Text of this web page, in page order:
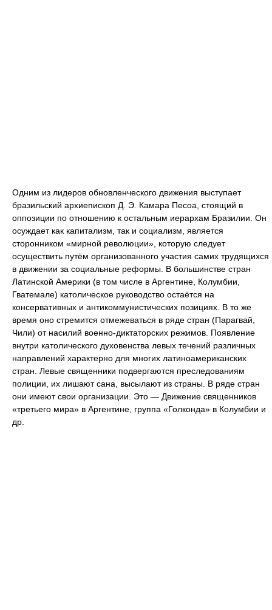
Одним из лидеров обновленческого движения выступает
бразильский архиепископ Д. Э. Камара Песоа, стоящий в
оппозиции по отношению к остальным иерархам Бразилии. Он
осуждает как капитализм, так и социализм, является
сторонником «мирной революции», которую следует
осуществить путём организованного участия самих трудящихся
в движении за социальные реформы. В большинстве стран
Латинской Америки (в том числе в Аргентине, Колумбии,
Гватемале) католическое руководство остаётся на
консервативных и антикоммунистических позициях. В то же
время оно стремится отмежеваться в ряде стран (Парагвай,
Чили) от насилий военно-диктаторских режимов. Появление
внутри католического духовенства левых течений различных
направлений характерно для многих латиноамериканских
стран. Левые священники подвергаются преследованиям
полиции, их лишают сана, высылают из страны. В ряде стран
они имеют свои организации. Это — Движение священников
«третьего мира» в Аргентине, группа «Голконда» в Колумбии и
др.